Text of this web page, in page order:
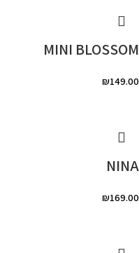
MINI BLOSSOM
₪149.00
NINA
₪169.00